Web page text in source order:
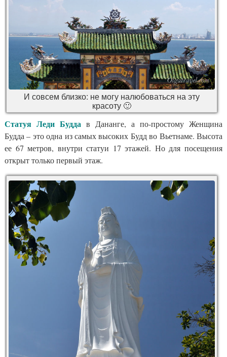
И совсем близко: не могу налюбоваться на эту
красоту 🙂
Статуя Леди Будда в Дананге, а по-простому Женщина
Будда – это одна из самых высоких Будд во Вьетнаме. Высота
ее 67 метров, внутри статуи 17 этажей. Но для посещения
открыт только первый этаж.